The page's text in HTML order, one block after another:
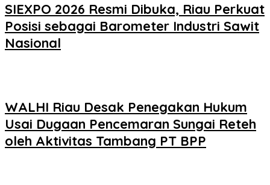
SIEXPO 2026 Resmi Dibuka, Riau Perkuat
Posisi sebagai Barometer Industri Sawit
Nasional
WALHI Riau Desak Penegakan Hukum
Usai Dugaan Pencemaran Sungai Reteh
oleh Aktivitas Tambang PT BPP